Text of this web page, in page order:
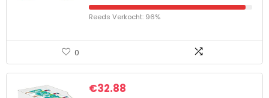
Reeds Verkocht: 96%
0
€32.88